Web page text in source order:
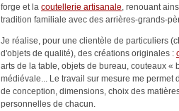
forge et la coutellerie artisanale, renouant
tradition familiale avec des arrières-grands-
Je réalise, pour une clientèle de particuliers
d'objets de qualité), des créations originales :
arts de la table, objets de bureau, couteaux «
médiévale... Le travail sur mesure me permet
de conception, dimensions, choix des
personnelles de chacun.